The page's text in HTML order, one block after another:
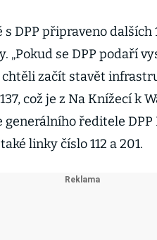
s DPP připraveno
„Pokud se DPP podaří
začít stavět
což je z Na Knížecí k
generálního ředitele
linky číslo 112 a 201.